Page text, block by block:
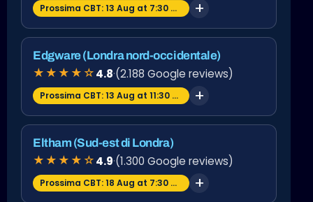
Prossima CBT: 13 Aug at 7:30 am
Edgware (Londra nord-occidentale)
★★★★☆4.8·(2.188 Google reviews)
Prossima CBT: 13 Aug at 11:30 am
Eltham (Sud-est di Londra)
★★★★☆4.9·(1.300 Google reviews)
Prossima CBT: 18 Aug at 7:30 am